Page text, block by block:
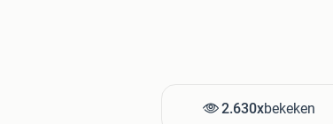
2.630xbekeken